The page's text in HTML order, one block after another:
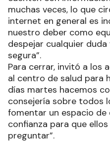
muchas veces, lo que
internet en general es
nuestro deber como
despejar cualquier
segura”.
Para cerrar, invitó a los
al centro de salud para
días martes hacemos
consejería sobre todos
fomentar un espacio
confianza para que
preguntar”.